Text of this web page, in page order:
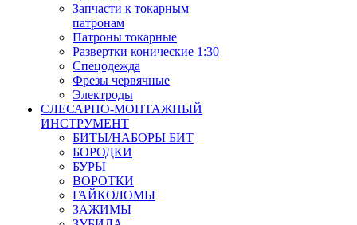
Запчасти к токарным
патронам
Патроны токарные
Развертки конические 1:30
Спецодежда
Фрезы червячные
Электроды
СЛЕСАРНО-МОНТАЖНЫЙ
ИНСТРУМЕНТ
БИТЫ/НАБОРЫ БИТ
БОРОДКИ
БУРЫ
ВОРОТКИ
ГАЙКОЛОМЫ
ЗАЖИМЫ